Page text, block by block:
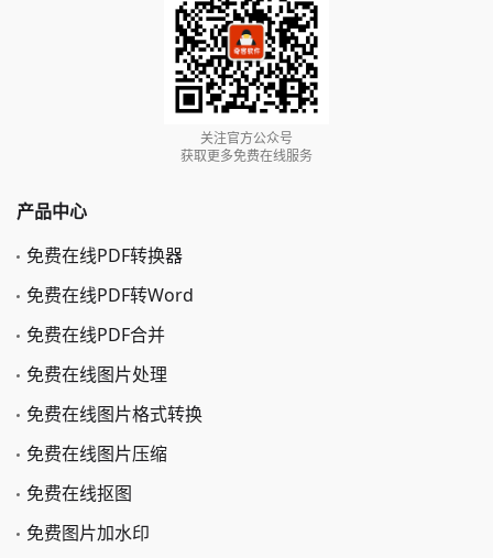
关注官方公众号
获取更多免费在线服务
产品中心
免费在线PDF转换器
免费在线PDF转Word
免费在线PDF合并
免费在线图片处理
免费在线图片格式转换
免费在线图片压缩
免费在线抠图
免费图片加水印